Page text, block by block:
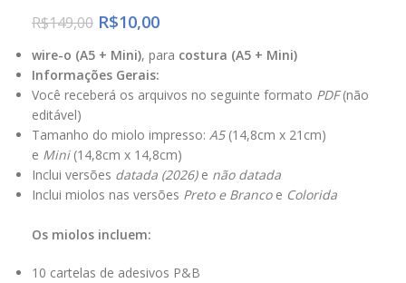
R$149,00 R$10,00
wire-o (A5 + Mini), para costura (A5 + Mini)
Informações Gerais:
Você receberá os arquivos no seguinte formato PDF(não
editável)
Tamanho do miolo impresso: A5(14,8cm x 21cm)
e Mini (14,8cm x 14,8cm)
Inclui versões datada (2026)e não datada
Inclui miolos nas versões Preto e Brancoe Colorida
Os miolos incluem:
10 cartelas de adesivos P&B